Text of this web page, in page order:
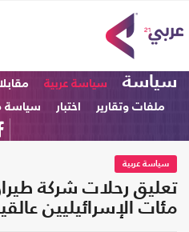
سياسة سياسة عربية
ملفات وتقارير
اختبار سياسة
سياسة عربية
تعليق رحلات شركة
مئات الإسرائيليين